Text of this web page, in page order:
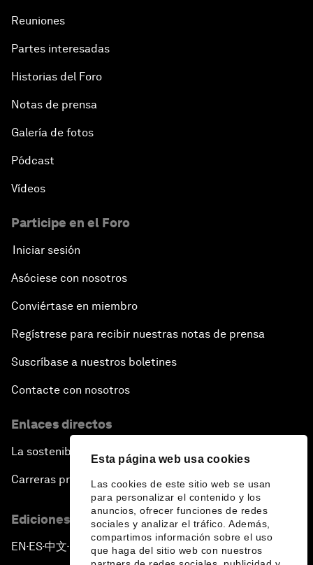
Esta página web usa cookies
Las cookies de este sitio web se usan
para personalizar el contenido y los
anuncios, ofrecer funciones de redes
sociales y analizar el tráfico. Además,
compartimos información sobre el uso
que haga del sitio web con nuestros
Reuniones
Partes interesadas
Historias del Foro
Notas de prensa
Galería de fotos
Pódcast
Vídeos
Participe en el Foro
Iniciar sesión
Asóciese con nosotros
Conviértase en miembro
Regístrese para recibir nuestras notas de prensa
Suscríbase a nuestros boletines
Contacte con nosotros
Enlaces directos
La sostenibilidad en el Foro
Carreras profesionales
Ediciones en otros idiomas
EN ▪ES▪中文▪ 日本語